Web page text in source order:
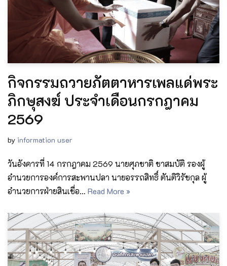
กิจกรรมถวายภัตตาหารเพลแด่พระ
ภิกษุสงฆ์ ประจำเดือนกรกฎาคม
2569
by information user
วันอังคารที่ 14 กรกฎาคม 2569 นายศุภชาติ ชาสมบัติ รองผู้
อำนวยการองค์การสะพานปลา นายอรรถสิทธิ์ ตันติวิรัชกุล ผู้
อำนวยการฝ่ายสินเชื่อ… Read More »